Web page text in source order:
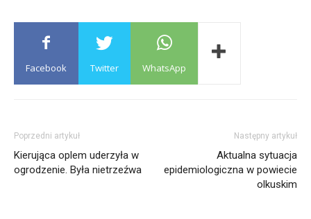
Facebook Twitter WhatsApp
Poprzedni artykuł
Kierująca oplem uderzyła w
ogrodzenie. Była nietrzeźwa
Następny artykuł
Aktualna sytuacja
epidemiologiczna w powiecie
olkuskim